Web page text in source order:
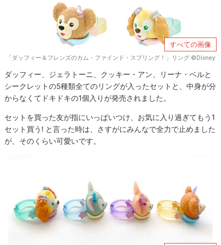
すべての画像
「ダッフィー＆フレンズのカム・ファインド・スプリング！」リング ©Disney
ダッフィー、ジェラトーニ、クッキー・アン、リーナ・ベルと
シークレットの5種類全てのリングが入ったセットと、中身が分
からなくてドキドキの1個入りが発売されました。
セットを買った友が指にいっぱいつけ、お気に入り過ぎてもう1
セット買う! と言った時は、さすがにみんなで全力で止めました
が、そのくらい可愛いです。